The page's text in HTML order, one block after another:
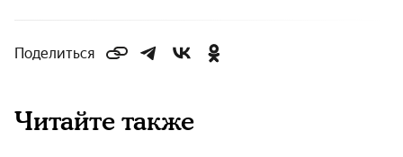
Поделиться
Читайте также